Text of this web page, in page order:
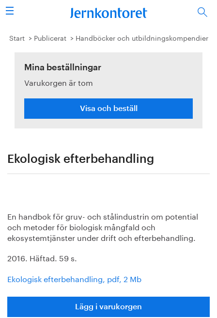
Sök
Stålindustrin
Vision 2050
Forskning/utbildning
Publicerat
Start Publicerat Handböcker och utbildningskompendier
Mina beställningar
Varukorgen är tom
Visa och beställ
Ekologisk efterbehandling
En handbok för gruv- och stålindustrin om potential
och metoder för biologisk mångfald och
ekosystemtjänster under drift och efterbehandling.
2016. Häftad. 59 s.
Ekologisk efterbehandling, pdf, 2 Mb
Lägg i varukorgen